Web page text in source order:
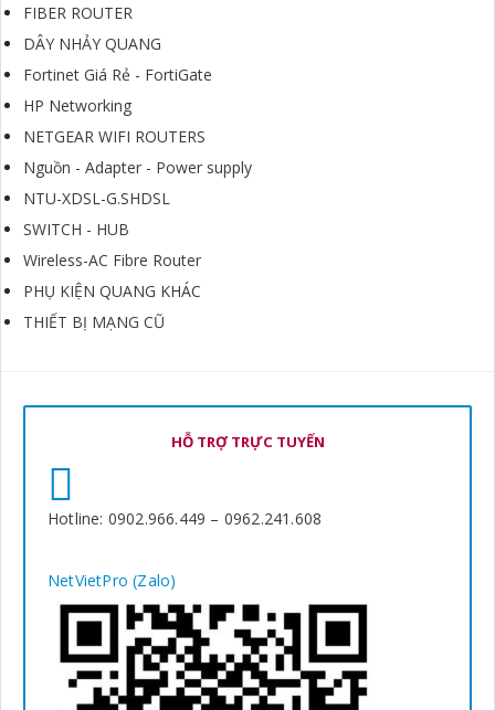
FIBER ROUTER
DÂY NHẢY QUANG
Fortinet Giá Rẻ - FortiGate
HP Networking
NETGEAR WIFI ROUTERS
Nguồn - Adapter - Power supply
NTU-XDSL-G.SHDSL
SWITCH - HUB
Wireless-AC Fibre Router
PHỤ KIỆN QUANG KHÁC
THIẾT BỊ MẠNG CŨ
HỖ TRỢ TRỰC TUYẾN
Hotline: 0902.966.449 – 0962.241.608
NetVietPro (Zalo)